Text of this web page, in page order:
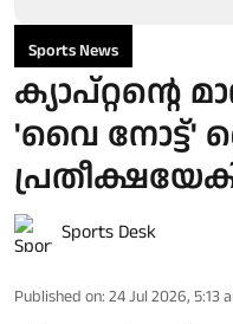
Sports News
ക്യാപ്റ്റന്റെ
'വൈ നോട്ട്'
Sports Desk
Published on: 24 Jul 2026, 5:13